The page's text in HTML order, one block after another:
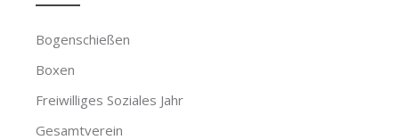
Bogenschießen
Boxen
Freiwilliges Soziales Jahr
Gesamtverein